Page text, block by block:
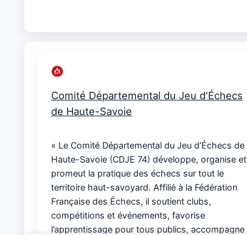
Comité Départemental du Jeu d'Échecs
de Haute-Savoie
« Le Comité Départemental du Jeu d’Échecs de
Haute-Savoie (CDJE 74) développe, organise et
promeut la pratique des échecs sur tout le
territoire haut-savoyard. Affilié à la Fédération
Française des Échecs, il soutient clubs,
compétitions et événements, favorise
l’apprentissage pour tous publics, accompagne